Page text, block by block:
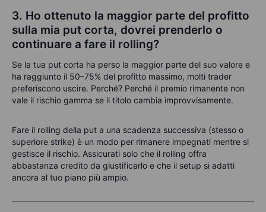
3. Ho ottenuto la maggior parte del profitto
sulla mia put corta, dovrei prenderlo o
continuare a fare il rolling?
Se la tua put corta ha perso la maggior parte del suo valore e
ha raggiunto il 50–75% del profitto massimo, molti trader
preferiscono uscire. Perché? Perché il premio rimanente non
vale il rischio gamma se il titolo cambia improvvisamente.
Fare il rolling della put a una scadenza successiva (stesso o
superiore strike) è un modo per rimanere impegnati mentre si
gestisce il rischio. Assicurati solo che il rolling offra
abbastanza credito da giustificarlo e che il setup si adatti
ancora al tuo piano più ampio.